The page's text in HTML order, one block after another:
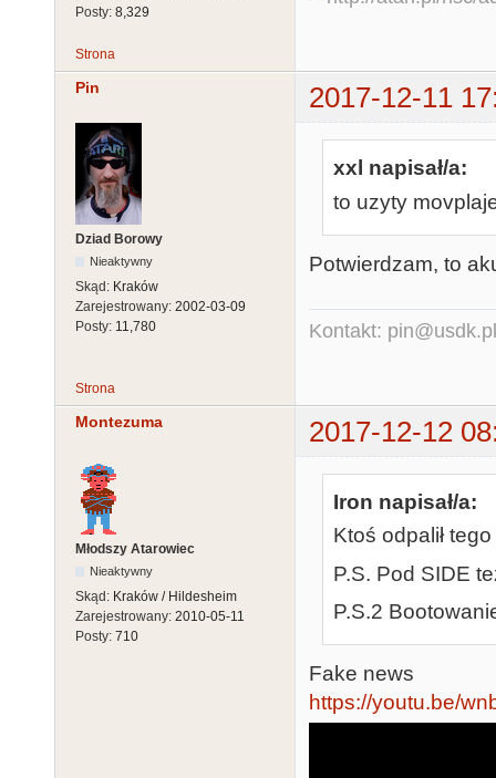
Posty: 8,329
Strona
Pin 2017-12-11
Dziad Borowy
Nieaktywny
Skąd: Kraków
Zarejestrowany: 2002-03-09
Posty: 11,780
xxl napisał/a:
to uzyty
Potwierdzam, to
Kontakt: pin@usdk.pl
Strona
Montezuma 2017-12-12
Młodszy Atarowiec
Nieaktywny
Skąd: Kraków / Hildesheim
Zarejestrowany: 2010-05-11
Posty: 710
Iron napisał/a:
Ktoś odpalił
P.S. Pod SIDE
P.S.2
Fake news
https://youtu.be/